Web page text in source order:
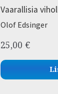
Vaarallisia
Olof Edsinger
25,00€